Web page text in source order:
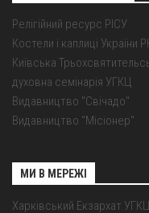
Релігійний ресурс РІСУ
Костели і каплиці України
Київська
духовна семінарія УГКЦ
Видавництво "Свічадо"
Видавництво "Місіонер"
МИ В МЕРЕЖІ
Харківський Екзархат